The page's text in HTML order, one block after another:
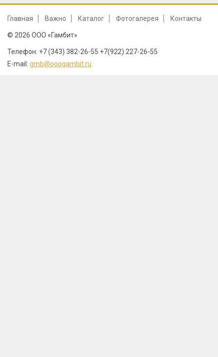
Главная Важно Каталог Фотогалерея Контакты
© 2026 ООО «Гамбит»
Телефон: +7 (343) 382-26-55 +7(922) 227-26-55
E-mail: gmb@ooogambit.ru